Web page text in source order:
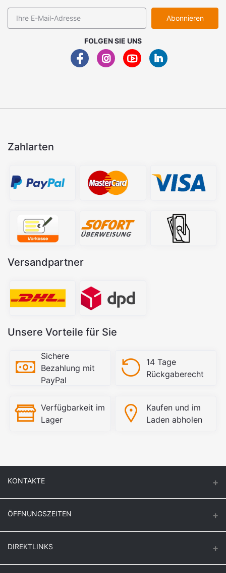
Abonnieren
FOLGEN SIE UNS
Zahlarten
Versandpartner
Unsere Vorteile für Sie
Sichere
Bezahlung mit
PayPal
14 Tage
Rückgaberecht
Verfügbarkeit im
Lager
Kaufen und im
Laden abholen
KONTAKTE
Butzenstr. 39
47918 Tönisvorst
ÖFFNUNGSZEITEN
Montag – Donnerstag
DIREKTLINKS